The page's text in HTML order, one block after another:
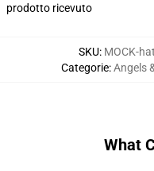
prodotto ricevuto
SKU: MOCK-
Categorie:Angels
What